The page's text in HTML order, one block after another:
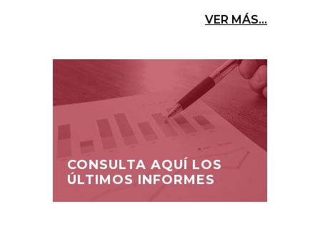
VER MÁS...
CONSULTA AQUÍ LOS
ÚLTIMOS INFORMES